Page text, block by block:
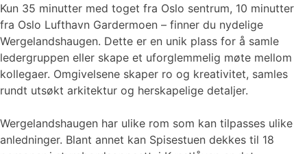
Kun 35 minutter med toget fra Oslo sentrum, 10 minutter
fra Oslo Lufthavn Gardermoen – finner du nydelige
Wergelandshaugen. Dette er en unik plass for å samle
ledergruppen eller skape et uforglemmelig møte mellom
kollegaer. Omgivelsene skaper ro og kreativitet, samles
rundt utsøkt arkitektur og herskapelige detaljer.
Wergelandshaugen har ulike rom som kan tilpasses ulike
anledninger. Blant annet kan Spisestuen dekkes til 18